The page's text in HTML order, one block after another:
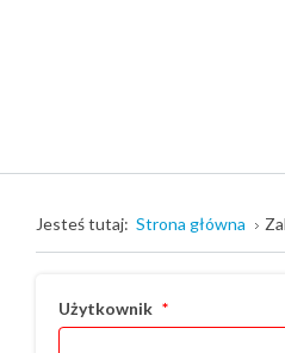
Jesteś tutaj: Strona główna
Użytkownik *